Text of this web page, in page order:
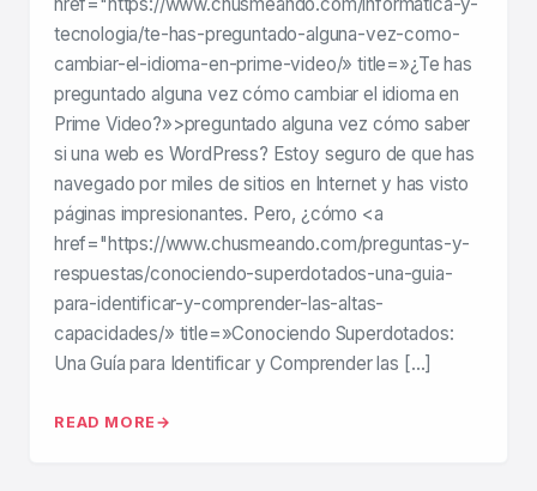
tecnologia/te-has-preguntado-alguna-vez-como-
cambiar-el-idioma-en-prime-video/» title=»¿Te has
preguntado alguna vez cómo cambiar el idioma en
Prime Video?»>preguntado alguna vez cómo saber
si una web es WordPress? Estoy seguro de que has
navegado por miles de sitios en Internet y has visto
páginas impresionantes. Pero, ¿cómo <a
href="https://www.chusmeando.com/preguntas-y-
respuestas/conociendo-superdotados-una-guia-
para-identificar-y-comprender-las-altas-
capacidades/» title=»Conociendo Superdotados:
Una Guía para Identificar y Comprender las […]
READ MORE